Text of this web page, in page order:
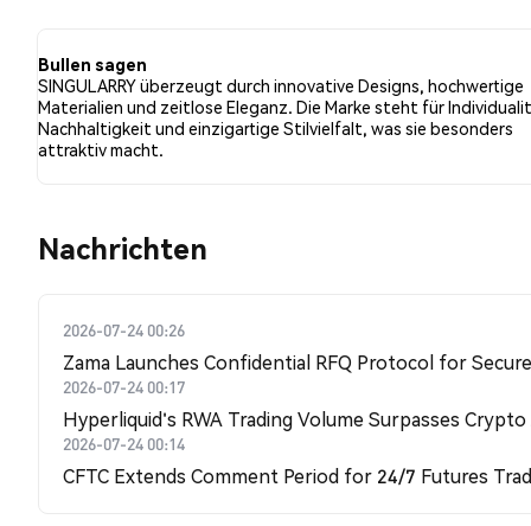
Bullen sagen
SINGULARRY überzeugt durch innovative Designs, hochwertige
Materialien und zeitlose Eleganz. Die Marke steht für
Nachhaltigkeit und einzigartige Stilvielfalt, was sie besonders
attraktiv macht.
Nachrichten
2026-07-24 00:26
Zama Launches Confidential RFQ Protocol for
2026-07-24 00:17
Hyperliquid's RWA Trading Volume Surpasses
2026-07-24 00:14
CFTC Extends Comment Period for 24/7 Futures